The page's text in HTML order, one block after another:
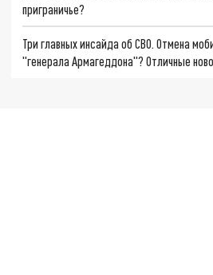
приграничье?
Три главных инсайда об СВО. Отмена
"генерала Армагеддона"? Отличные